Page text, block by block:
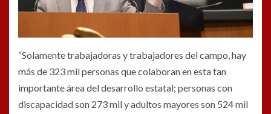
“Solamente trabajadoras y trabajadores del campo, hay
más de 323 mil personas que colaboran en esta tan
importante área del desarrollo estatal; personas con
discapacidad son 273 mil y adultos mayores son 524 mil